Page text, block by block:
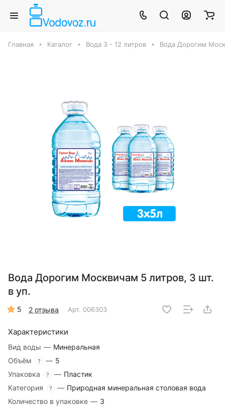
Главная Каталог Вода 3 - 12 литров Вода Дорогим
Вода Дорогим Москвичам 5 литров, 3 шт.
в уп.
5 2 отзыва Арт. 006303
Характеристики
Вид воды — Минеральная
Объём
? — 5
Упаковка
? — Пластик
Категория
? — Природная минеральная столовая вода
Количество в упаковке — 3